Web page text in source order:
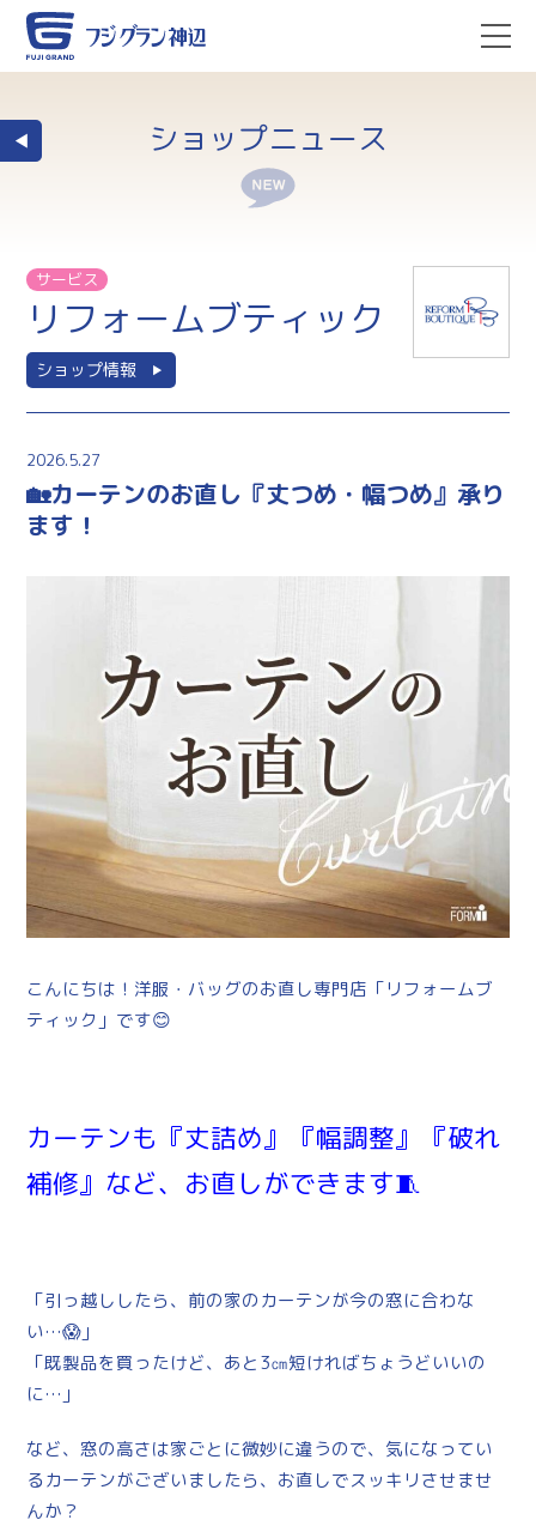
ショップニュース
サービス
リフォームブティック
ショップ情報
2026.5.27
🏡カーテンのお直し『丈つめ・幅つめ』承り
ます！
こんにちは！洋服・バッグのお直し専門店「リフォームブ
ティック」です😊
カーテンも『丈詰め』『幅調整』『破れ
補修』など、お直しができます🧵
「引っ越ししたら、前の家のカーテンが今の窓に合わな
い…😱」
「既製品を買ったけど、あと3㎝短ければちょうどいいの
に…」
など、窓の高さは家ごとに微妙に違うので、気になってい
るカーテンがございましたら、お直しでスッキリさせませ
んか？